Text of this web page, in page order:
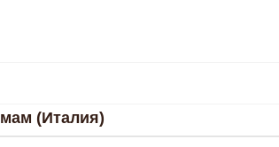
(Италия)